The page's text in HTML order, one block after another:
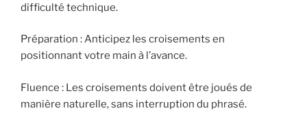
difficulté technique.
Préparation : Anticipez les croisements en
positionnant votre main à l’avance.
Fluence : Les croisements doivent être joués de
manière naturelle, sans interruption du phrasé.